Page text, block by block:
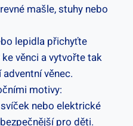
mašle, stuhy nebo
lepidla přichyťte
věnci a vytvořte tak
věnec.
motivy:
nebo elektrické
pro děti.